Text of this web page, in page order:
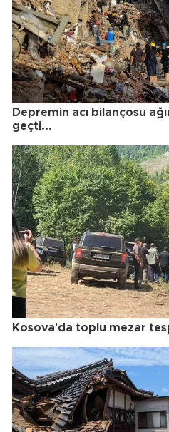
Depremin acı bilançosu
geçti...
Kosova'da toplu mezar